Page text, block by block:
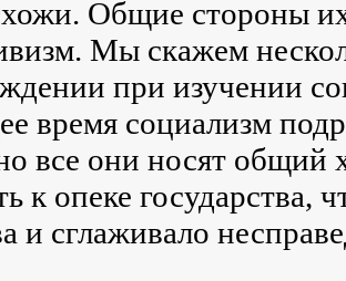
Общие стороны
Мы скажем
при изучении
время социализм
все они носят общий
к опеке государства,
и сглаживало